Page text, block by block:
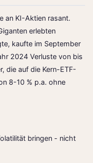
an KI-Aktien rasant.
erlebten
kaufte im September
2024 Verluste von bis
die auf die Kern-ETF-
8-10 % p.a. ohne
bringen - nicht